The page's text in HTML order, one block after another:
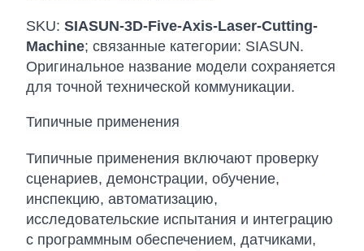
SKU: SIASUN-3D-Five-Axis-Laser-Cutting-
Machine; связанные категории: SIASUN.
Оригинальное название модели сохраняется
для точной технической коммуникации.
Типичные применения
Типичные применения включают проверку
сценариев, демонстрации, обучение,
инспекцию, автоматизацию,
исследовательские испытания и интеграцию
с программным обеспечением, датчиками,